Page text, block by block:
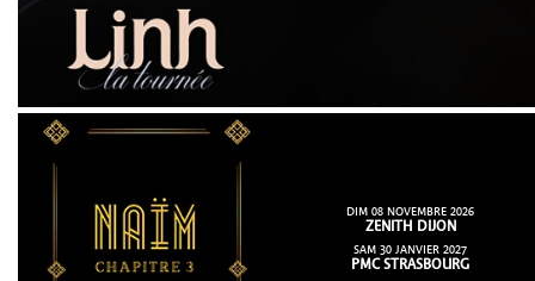
DIM 08 NOVEMBRE 2026
ZENITH DIJON
SAM 30 JANVIER 2027
PMC STRASBOURG